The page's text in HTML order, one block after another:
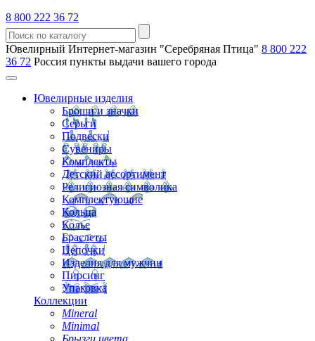
8 800 222 36 72
Ювелирный Интернет-магазин "Серебряная Птица" 8 800 222
36 72 Россия пункты выдачи вашего города
Ювелирные изделия
Броши и значки
Серьги
Подвески
Сувениры
Комплекты
Детский ассортимент
Религиозная символика
Комплектующие
Кольца
Колье
Браслеты
Цепочки
Изделия для мужчин
Пирсинг
Упаковка
Коллекции
Mineral
Minimal
Брызги цвета